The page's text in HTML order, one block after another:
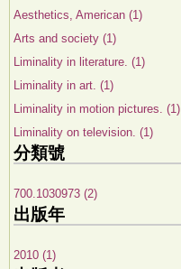
Aesthetics, American (1)
Arts and society (1)
Liminality in literature. (1)
Liminality in art. (1)
Liminality in motion pictures. (1)
Liminality on television. (1)
分類號
700.1030973 (2)
出版年
2010 (1)